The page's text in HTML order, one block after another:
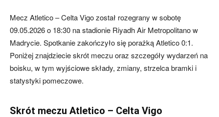
Mecz Atletico – Celta Vigo został rozegrany w sobotę
09.05.2026 o 18:30 na stadionie Riyadh Air Metropolitano w
Madrycie. Spotkanie zakończyło się porażką Atletico 0:1.
Poniżej znajdziecie skrót meczu oraz szczegóły wydarzeń na
boisku, w tym wyjściowe składy, zmiany, strzelca bramki i
statystyki pomeczowe.
Skrót meczu Atletico – Celta Vigo